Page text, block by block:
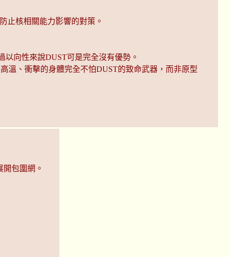
止核相關能力影響的對策。
向性來說DUST可是完全沒有優勢。
溫、衝擊的身體完全不怕DUST的致命武器，而非原型
包圍網。